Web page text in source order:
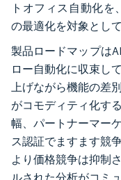
トオフィス自動化を
の最適化を対象として
製品ロードマップは
ロー自動化に収束し
上げながら機能の差
がコモディティ化す
幅、パートナーマー
ス認証でますます競
より価格競争は抑制